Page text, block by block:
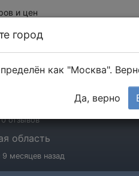
и цен
Николай
0 отзывов
область
месяцев назад
город
как "Москва".
Да, верно